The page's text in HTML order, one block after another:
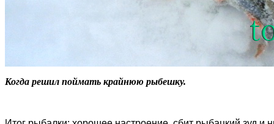
Когда решил поймать крайнюю рыбешку.